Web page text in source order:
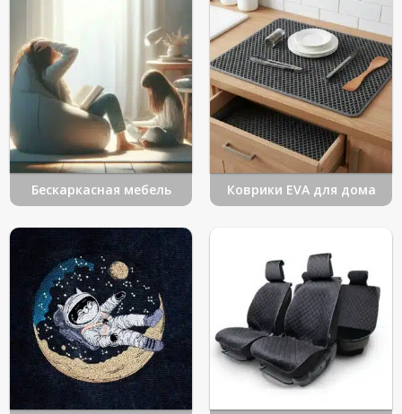
Бескаркасная мебель Коврики EVA для дома